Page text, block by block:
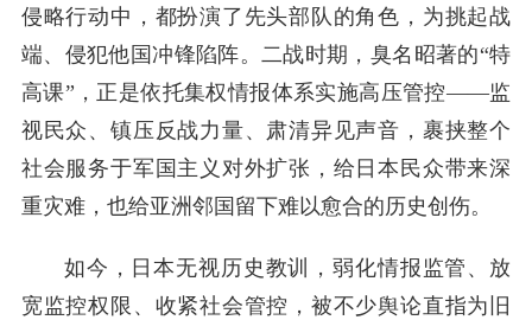
侵略行动中，都扮演了先头部队的角色，为挑起战
端、侵犯他国冲锋陷阵。二战时期，臭名昭著的“特
高课”，正是依托集权情报体系实施高压管控——监
视民众、镇压反战力量、肃清异见声音，裹挟整个
社会服务于军国主义对外扩张，给日本民众带来深
重灾难，也给亚洲邻国留下难以愈合的历史创伤。
如今，日本无视历史教训，弱化情报监管、放
宽监控权限、收紧社会管控，被不少舆论直指为旧